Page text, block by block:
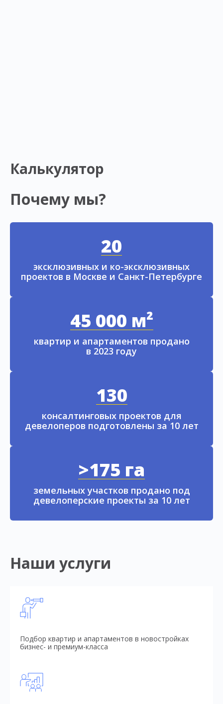
Калькулятор
Почему мы?
20
эксклюзивных и ко-эксклюзивных
проектов в Москве и Санкт-Петербурге
45 000 м²
квартир и апартаментов продано
в 2023 году
130
консалтинговых проектов для
девелоперов подготовлены за 10 лет
>175 га
земельных участков продано под
девелоперские проекты за 10 лет
Наши услуги
Подбор квартир и апартаментов в новостройках
бизнес- и премиум-класса